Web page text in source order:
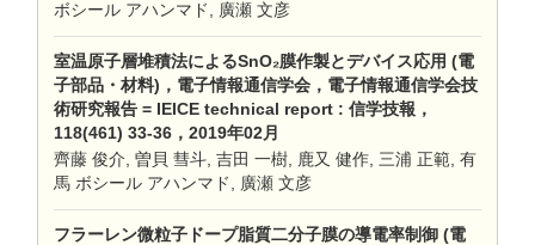
ボシール アハンマド, 廣瀬 文彦
室温原子層堆積法によるSnO₂膜作製とデバイス応用 (電
子部品・材料)，電子情報通信学会，電子情報通信学会技
術研究報告 = IEICE technical report : 信学技報，
118(461) 33-36，2019年02月
齊藤 俊介, 曽貝 彗斗, 吉田 一樹, 鹿又 健作, 三浦 正範, 有
馬 ボシール アハンマド, 廣瀬 文彦
フラーレン微粒子ドープ脂質二分子膜の導電率制御 (電